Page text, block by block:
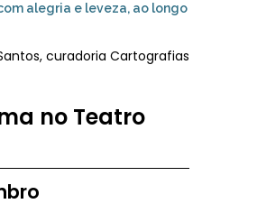
alegria e leveza, ao longo
curadoria Cartografias
no Teatro